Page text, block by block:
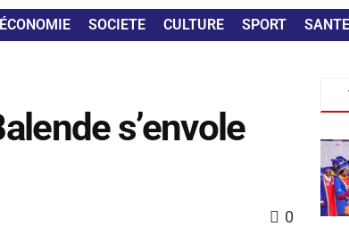
ÉCONOMIE SOCIETE CULTURE SPORT SANTE
s’envole
0